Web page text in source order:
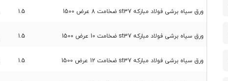
ورق سیاه برشی فولاد مبارکه st37 ضخامت 8 عرض 1500 1.5
ورق سیاه برشی فولاد مبارکه st37 ضخامت 10 عرض 1500 1.5
ورق سیاه برشی فولاد مبارکه st37 ضخامت 12 عرض 1500 1.5